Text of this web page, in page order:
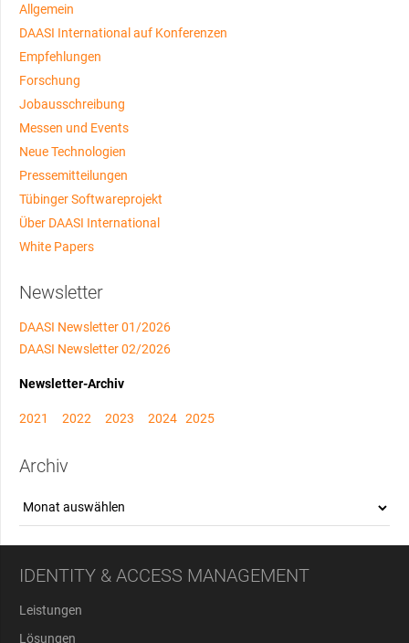
Allgemein
DAASI International auf Konferenzen
Empfehlungen
Forschung
Jobausschreibung
Messen und Events
Neue Technologien
Pressemitteilungen
Tübinger Softwareprojekt
Über DAASI International
White Papers
Newsletter
DAASI Newsletter 01/2026
DAASI Newsletter 02/2026
Newsletter-Archiv
2021 2022 2023 2024 2025
Archiv
Archiv
IDENTITY & ACCESS MANAGEMENT
Leistungen
Lösungen